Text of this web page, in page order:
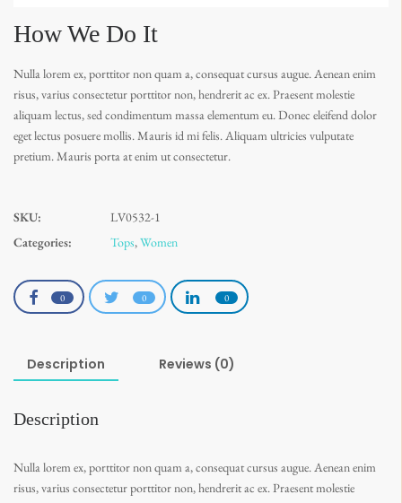
How We Do It
Nulla lorem ex, porttitor non quam a, consequat cursus augue. Aenean enim
risus, varius consectetur porttitor non, hendrerit ac ex. Praesent molestie
aliquam lectus, sed condimentum massa elementum eu. Donec eleifend dolor
eget lectus posuere mollis. Mauris id mi felis. Aliquam ultricies vulputate
pretium. Mauris porta at enim ut consectetur.
SKU:
LV0532-1
Categories:
Tops,Women
0 0 0
Description Reviews (0)
Description
Nulla lorem ex, porttitor non quam a, consequat cursus augue. Aenean enim
risus, varius consectetur porttitor non, hendrerit ac ex. Praesent molestie